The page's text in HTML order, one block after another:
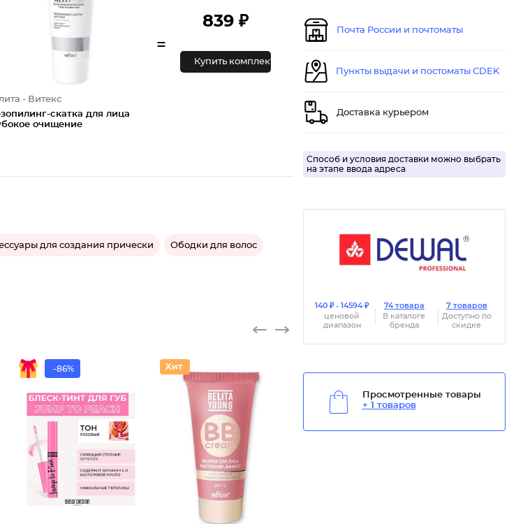
- Витекс
скатка для лица
очищение
=
839 ₽
Купить комплект
для создания прически Ободки для волос
-86%
Почта России и почтоматы
Пункты выдачи и постоматы CDEK
Доставка курьером
Способ и условия доставки можно выбрать
на этапе ввода адреса
140 ₽ - 14594 ₽
ценовой
диапазон
74 товара
В каталоге
бренда
7 товаров
Доступно по
скидке
Просмотренные товары
+ 1 товаров